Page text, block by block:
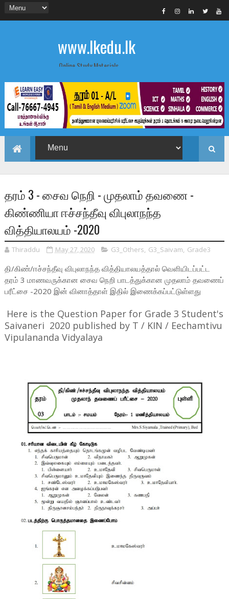
www.lkedu.lk
Online Study Materials
தரம் 3 - சைவ நெறி - முதலாம் தவணை -
கிண்ணியா ஈச்சந்தீவு விபுலாநந்த
வித்தியாலயம் -2020
Thiraddu May 27, 2020 G3_Others, G3_Saivam, Grade3
தி/கிண்/ஈச்சந்தீவு விபுலாநந்த வித்தியாலயத்தால் வெளியிடப்பட்ட
தரம் 3 மாணவருக்கான சைவ நெறி பாடத்துக்கான முதலாம் தவணைப்
பரீட்சை -2020 இன் வினாத்தாள் இதில் இணைக்கப்பட்டுள்ளது
Here is the Question Paper for Grade 3 Student's
Saivaneri 2020 published by T / KIN / Eechamtivu
Vipulananda Vidyalaya